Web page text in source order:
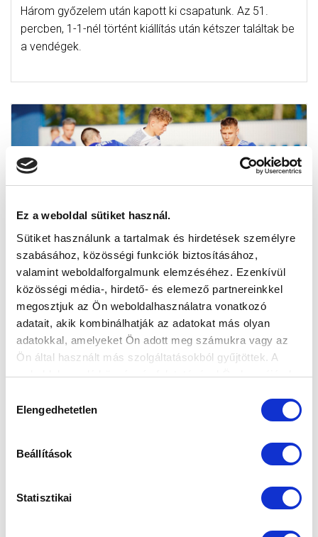
Ez a weboldal sütiket használ.
Sütiket használunk a tartalmak és hirdetések személyre
szabásához, közösségi funkciók biztosításához,
valamint weboldalforgalmunk elemzéséhez. Ezenkívül
közösségi média-, hirdető- és elemező partnereinkkel
megosztjuk az Ön weboldalhasználatra vonatkozó
adatait, akik kombinálhatják az adatokat más olyan
adatokkal, amelyeket Ön adott meg számukra vagy az
Ön által használt más szolgáltatásokból gyűjtöttek. A
weboldalon való böngészés folytatásával Ön hozzájárul a
kiválasztása
Elengedhetetlen
Beállítások
Statisztikai
Három győzelem után kapott ki csapatunk. Az 51.
percben, 1-1-nél történt kiállítás után kétszer találtak be
a vendégek.
DABAS-GYÓN FC - MTK BUDAPEST II 0-1
ÖSSZEFOGLALÓ (VIDEÓ)
2021-09-27 21:54:55
NB III-as csapatunk vasárnapi győzelmének helyzetei
és gólja videón.